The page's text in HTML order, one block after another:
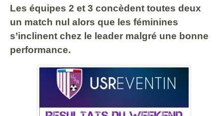
Les équipes 2 et 3 concèdent toutes deux
un match nul alors que les féminines
s’inclinent chez le leader malgré une bonne
performance.